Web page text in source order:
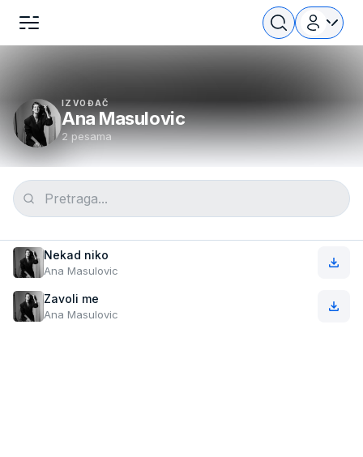
IZVOĐAČ
Ana Masulovic
2 pesama
Nekad niko
Ana Masulovic
Zavoli me
Ana Masulovic